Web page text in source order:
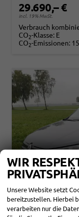
29.690,– €
incl. 19% MwSt.
Verbrauch
CO2-Klasse: E
CO2-Emissionen:
WIR
Unsere Website setzt
bereitzustellen. Hierbei
verarbeiten nur die